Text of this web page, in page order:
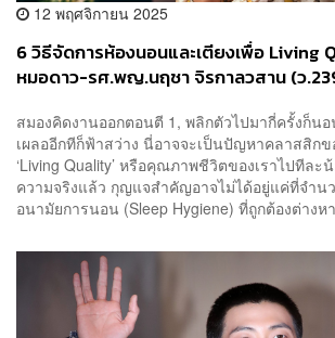
12 พฤศจิกายน 2025
6 วิธีจัดการห้องนอนและเตียงเพื่อ Living
หมอดาว-รศ.พญ.นฤชา จิรกาลวสาน (ว
สมองคิดงานออกตอนตี 1, พลิกตัวไปมากี่ครั้งก็น
เผลออีกทีก็ฟ้าสว่าง นี่อาจจะเป็นปัญหาคลาสสิก
‘Living Quality’ หรือคุณภาพชีวิตของเราไปทีละ
ความจริงแล้ว กุญแจสำคัญอาจไม่ได้อยู่แค่ที่จำน
อนามัยการนอน (Sleep Hygiene) ที่ถูกต้องต่าง